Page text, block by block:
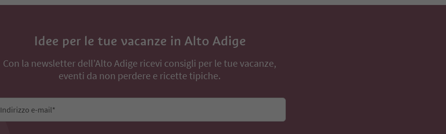
Idee per le tue vacanze in Alto Adige
Con la newsletter dell’Alto Adige ricevi consigli per le tue vacanze,
eventi da non perdere e ricette tipiche.
Indirizzo e-mail*